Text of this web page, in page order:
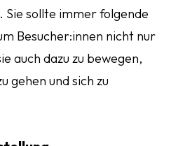
Sie sollte immer folgende
Besucher:innen nicht nur
auch dazu zu bewegen,
gehen und sich zu